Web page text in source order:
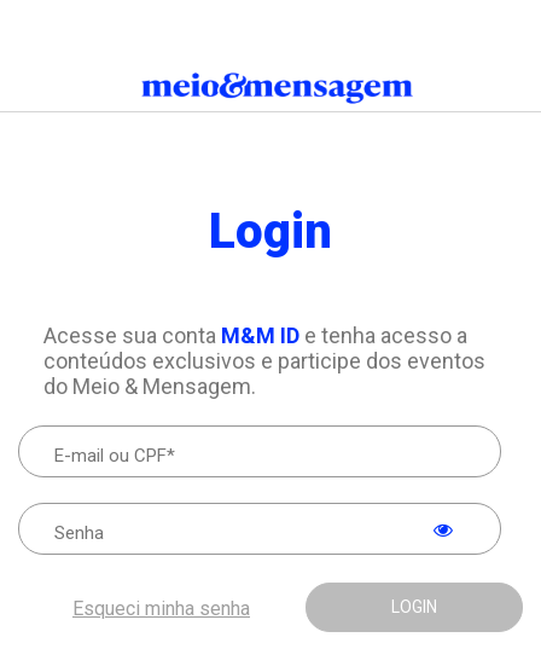
Login
Acesse sua conta M&M IDe tenha acesso a
conteúdos exclusivos e participe dos eventos
do Meio & Mensagem.
LOGIN
Esqueci minha senha